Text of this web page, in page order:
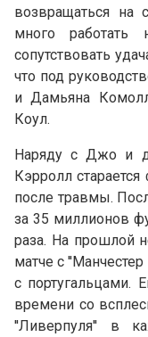
возвращаться на
много работать
сопутствовать
что под
и Дамьяна
Коул.
Наряду с Джо и
Кэрролл
после травмы.
за 35 миллионов
раза. На прошлой
матче с
с португальцами.
времени со
''Ливерпуля'' в